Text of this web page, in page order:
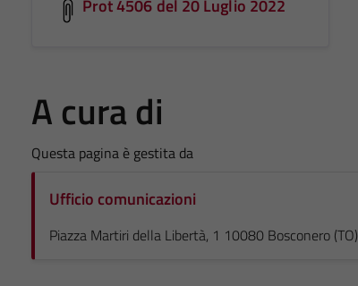
Prot 4506 del 20 Luglio 2022
A cura di
Questa pagina è gestita da
Ufficio comunicazioni
Piazza Martiri della Libertà, 1 10080 Bosconero (TO)